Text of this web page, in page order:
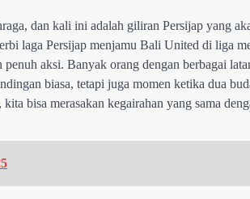
dan kali ini adalah giliran Persijap yang
laga Persijap menjamu Bali United di liga
aksi. Banyak orang dengan berbagai
biasa, tetapi juga momen ketika dua
bisa merasakan kegairahan yang sama